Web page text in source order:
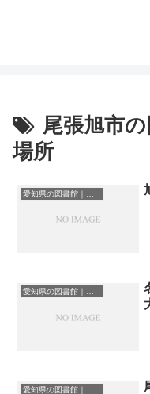
尾張旭市
場所
愛知県の図書館｜勉強できる場所